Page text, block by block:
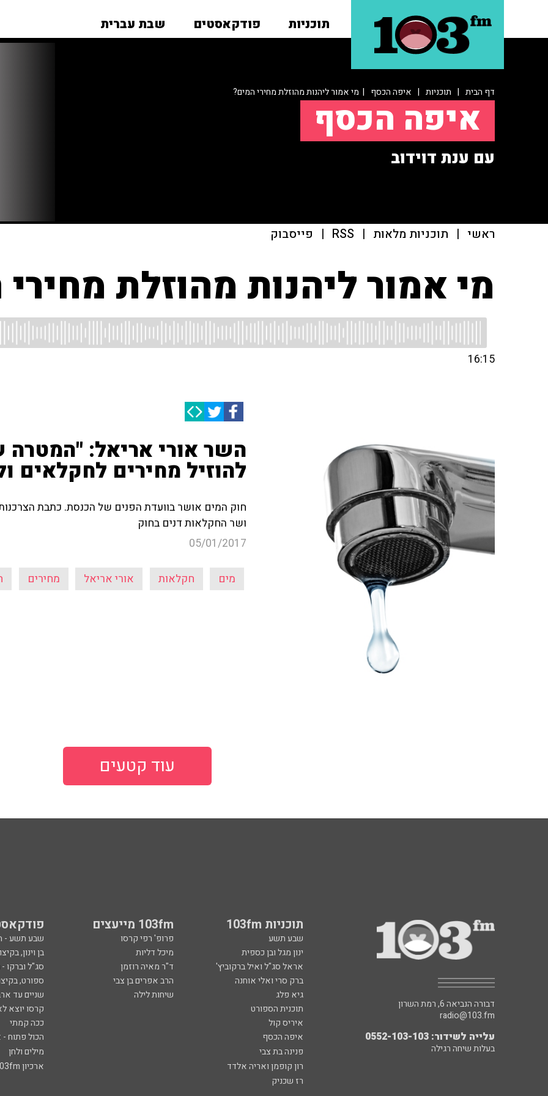
תוכניות פודקאסטים שבת עברית
דף הבית | תוכניות | איפה הכסף | מי אמור ליהנות מהוזלת מחירי המים?
איפה הכסף
עם ענת דוידוב
ראשי | תוכניות מלאות |
RSS
| פייסבוק
מי אמור ליהנות מהוזלת
16:15
השר אורי אריאל:
להוזיל מחירים לחקלאים
חוק המים אושר בוועדת הפנים של הכנסת. כתבת
ושר החקלאות דנים בחוק
05/01/2017
מים חקלאות אורי אריאל מחירים
עוד קטעים
תוכניות 103fm 103fm מייעצים
שבע תשע פרופ' רפי קרסו שבע תשע -
ינון מגל ובן כספית
מיכל דליות בן וינון,
אראל סג"ל ואיל ברקוביץ'
ד"ר מאיה רוזמן סג"ל וברקו
ברק סרי ואלי אוחנה
הרב אפרים בן צבי ספורט,
גיא פלג
שיחות לילה שניים עד
תוכנית הספורט
קרסו יוצא
איריס קול
ככה קמתי
איפה הכסף
הכול פתוח -
פנינה בת צבי
מילים ולחן
רון קופמן ואריה אלדד
ארכיון 103fm
רז שכניק
דבורה הנביאה 6, רמת השרון
radio@103.fm
עלייה לשידור: 0552-103-103
בעלות שיחה רגילה